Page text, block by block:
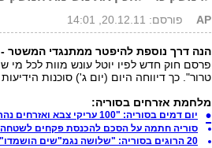
AP פורסם: 20.12.11, 14:01
הנה דרך נוספת להיפטר ממתנגדי המשטר
פרסם חוק חדש לפיו יוטל עונש מוות לכל
טרור". כך דיווחה היום (יום ג') סוכנות
מלחמת אזרחים בסוריה:
יום דמים בסוריה: "100 עריקי צבא ואזרחים נהרגו"
סוריה חתמה על הסכם להכנסת פקחים לשטחה
20 הרוגים בסוריה: "שלושה נגמ"שים הושמדו"